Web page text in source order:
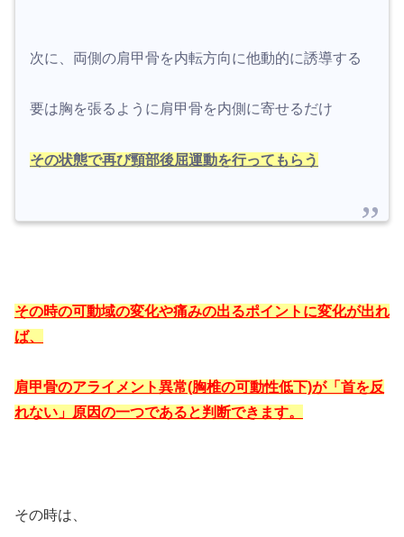
次に、両側の肩甲骨を内転方向に他動的に誘導する
要は胸を張るように肩甲骨を内側に寄せるだけ
その状態で再び頸部後屈運動を行ってもらう
その時の可動域の変化や痛みの出るポイントに変化が出れ
ば、
肩甲骨のアライメント異常(胸椎の可動性低下)が「首を反
れない」原因の一つであると判断できます。
その時は、